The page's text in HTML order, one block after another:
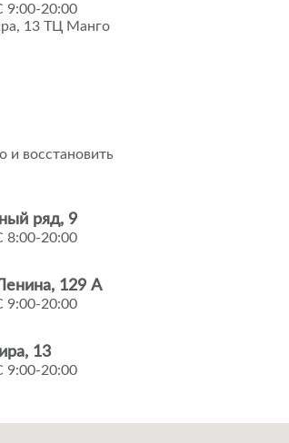
9:00-20:00
13 ТЦ Манго
и восстановить
ряд, 9
8:00-20:00
129 А
9:00-20:00
13
9:00-20:00